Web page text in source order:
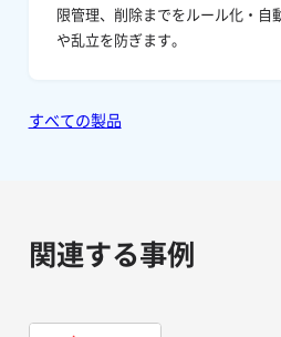
限管理、削除までをルール化・自
や乱立を防ぎます。
すべての製品
関連する事例